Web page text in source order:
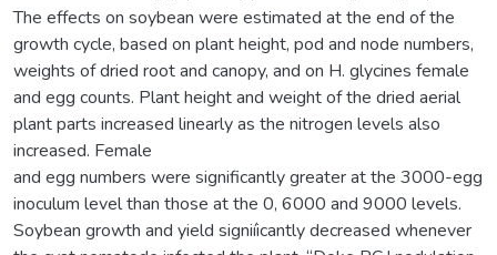
The effects on soybean were estimated at the end of the
growth cycle, based on plant height, pod and node numbers,
weights of dried root and canopy, and on H. glycines female
and egg counts. Plant height and weight of the dried aerial
plant parts increased linearly as the nitrogen levels also
increased. Female
and egg numbers were significantly greater at the 3000-egg
inoculum level than those at the 0, 6000 and 9000 levels.
Soybean growth and yield signiíicantly decreased whenever